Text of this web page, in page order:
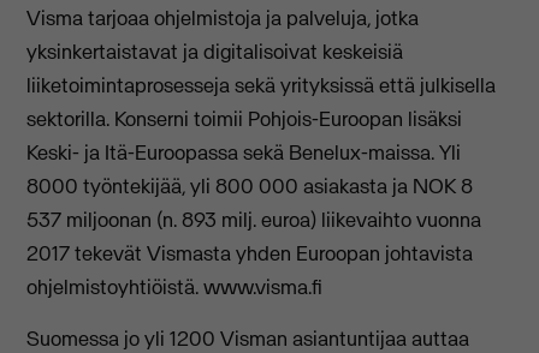
Visma tarjoaa ohjelmistoja ja palveluja, jotka
yksinkertaistavat ja digitalisoivat keskeisiä
liiketoimintaprosesseja sekä yrityksissä että julkisella
sektorilla. Konserni toimii Pohjois-Euroopan lisäksi
Keski- ja Itä-Euroopassa sekä Benelux-maissa. Yli
8000 työntekijää, yli 800 000 asiakasta ja NOK 8
537 miljoonan (n. 893 milj. euroa) liikevaihto vuonna
2017 tekevät Vismasta yhden Euroopan johtavista
ohjelmistoyhtiöistä. www.visma.fi
Suomessa jo yli 1200 Visman asiantuntijaa auttaa